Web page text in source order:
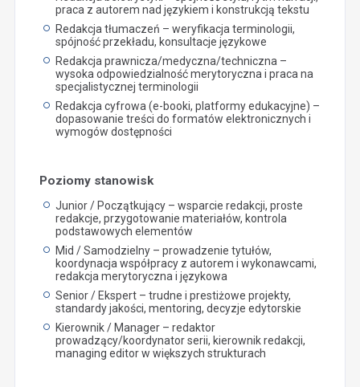
praca z autorem nad językiem i konstrukcją tekstu
Redakcja tłumaczeń – weryfikacja terminologii,
spójność przekładu, konsultacje językowe
Redakcja prawnicza/medyczna/techniczna –
wysoka odpowiedzialność merytoryczna i praca na
specjalistycznej terminologii
Redakcja cyfrowa (e-booki, platformy edukacyjne) –
dopasowanie treści do formatów elektronicznych i
wymogów dostępności
Poziomy stanowisk
Junior / Początkujący – wsparcie redakcji, proste
redakcje, przygotowanie materiałów, kontrola
podstawowych elementów
Mid / Samodzielny – prowadzenie tytułów,
koordynacja współpracy z autorem i wykonawcami,
redakcja merytoryczna i językowa
Senior / Ekspert – trudne i prestiżowe projekty,
standardy jakości, mentoring, decyzje edytorskie
Kierownik / Manager – redaktor
prowadzący/koordynator serii, kierownik redakcji,
managing editor w większych strukturach